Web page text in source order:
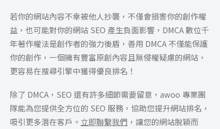
若你的網站內容不幸被他人抄襲，不僅會損害你的創作權
益，也可能對你的網站 SEO 產生負面影響，DMCA 數位千
年著作權法是創作者的強力後盾，善用 DMCA 不僅能保護
你的創作，一個擁有豐富原創內容且無侵權疑慮的網站，
更容易在搜尋引擎中獲得優良排名！
除了 DMCA，SEO 還有許多細節需要留意，awoo 專業團
隊能為您提供全方位的 SEO 服務，協助您提升網站排名，
吸引更多潛在客戶。 立即聯繫我們 ，讓您的網站脫穎而